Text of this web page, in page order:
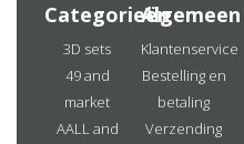
Categorieën
3D sets
49 and
market
AALL and
Algemeen
Klantenservice
Bestelling en
betaling
Verzending